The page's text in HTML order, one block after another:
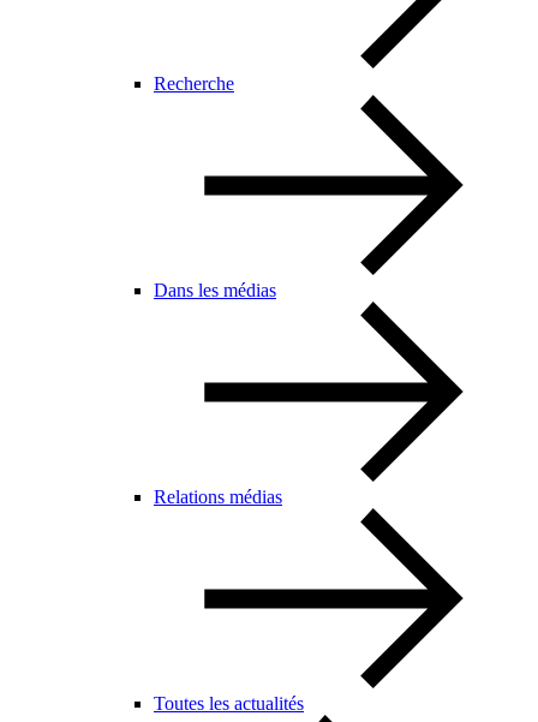
Recherche
Dans les médias
Relations médias
Toutes les actualités